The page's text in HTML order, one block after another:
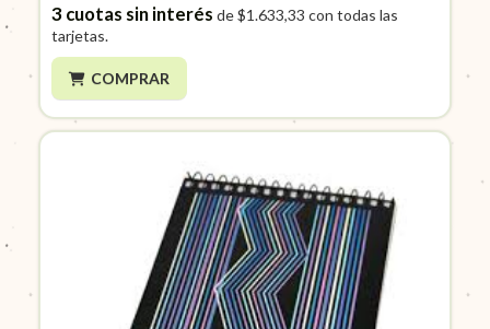
3cuotas sin interés de$1.633,33 con todas las
tarjetas.
COMPRAR